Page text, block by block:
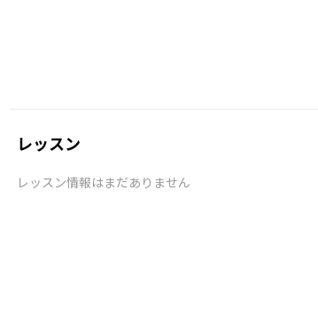
レッスン
レッスン情報はまだありません